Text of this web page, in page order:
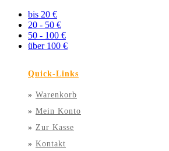
bis 20 €
20 - 50 €
50 - 100 €
über 100 €
Quick-Links
» Warenkorb
» Mein Konto
» Zur Kasse
» Kontakt